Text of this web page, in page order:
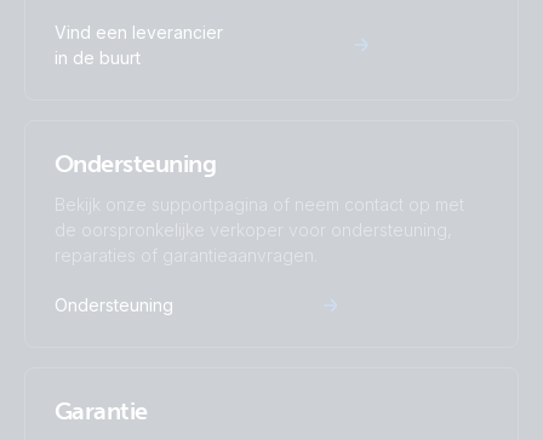
Vind een leverancier
in de buurt
Ondersteuning
Bekijk onze supportpagina of neem contact op met
de oorspronkelijke verkoper voor ondersteuning,
reparaties of garantieaanvragen.
Ondersteuning
Garantie